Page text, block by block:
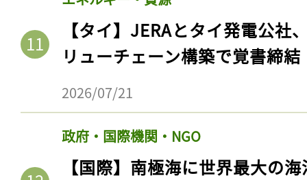
【タイ】JERAとタイ発電公社
リューチェーン構築で覚書締結
2026/07/21
政府・国際機関・NGO
【国際】南極海に世界最大の